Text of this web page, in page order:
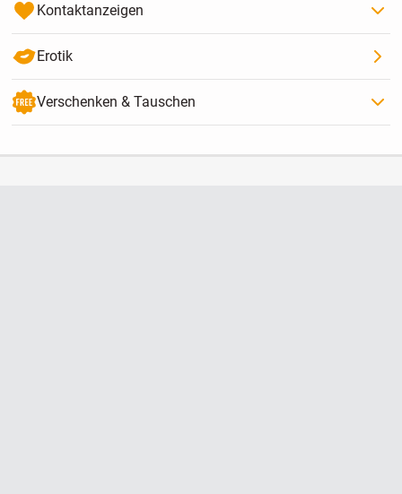
Kontaktanzeigen
Erotik
Verschenken & Tauschen